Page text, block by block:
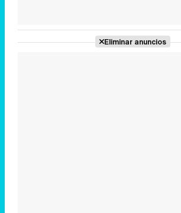
Eliminar anuncios